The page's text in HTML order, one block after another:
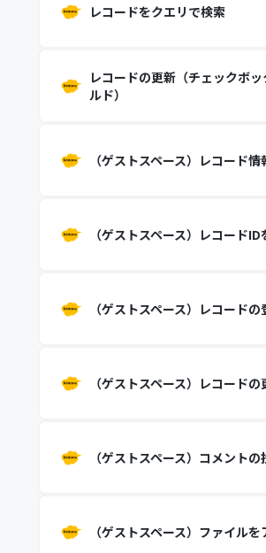
レコードをクエリで検索
レコードの更新（チェックボ
ルド）
（ゲストスペース）レコード
（ゲストスペース）レコードID
（ゲストスペース）レコードの
（ゲストスペース）レコードの
（ゲストスペース）コメントの
（ゲストスペース）ファイル